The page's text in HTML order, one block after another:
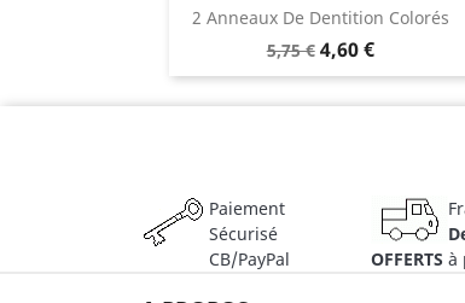
2 Anneaux De Dentition Colorés
5,75 € 4,60 €
Paiement
Sécurisé
CB/PayPal
OFFERTS à